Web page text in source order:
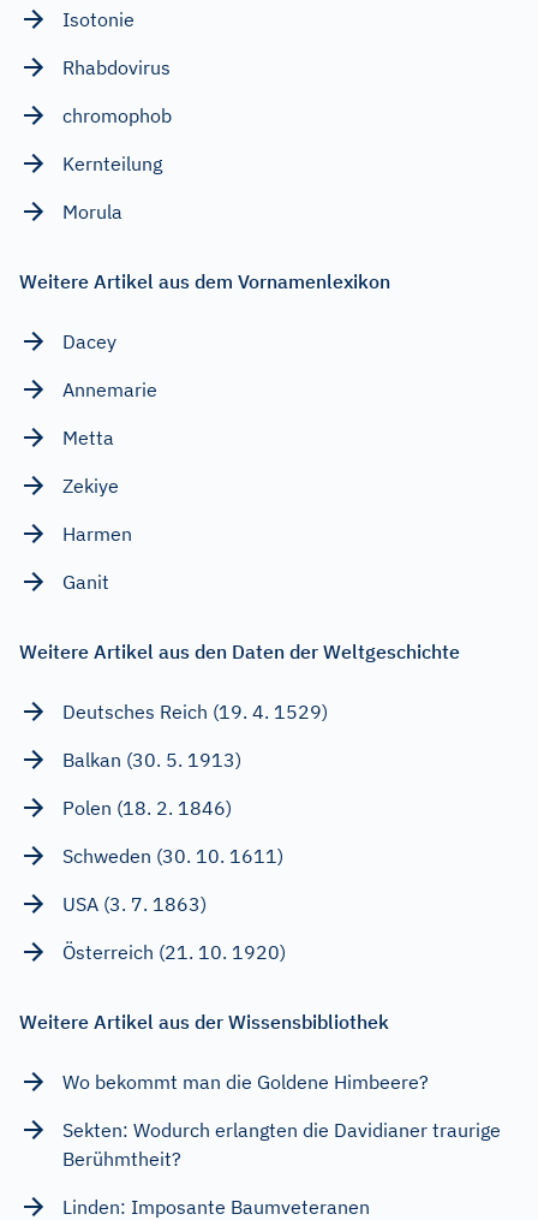
Isotonie
Rhabdovirus
chromophob
Kernteilung
Morula
Weitere Artikel aus dem Vornamenlexikon
Dacey
Annemarie
Metta
Zekiye
Harmen
Ganit
Weitere Artikel aus den Daten der Weltgeschichte
Deutsches Reich (19. 4. 1529)
Balkan (30. 5. 1913)
Polen (18. 2. 1846)
Schweden (30. 10. 1611)
USA (3. 7. 1863)
Österreich (21. 10. 1920)
Weitere Artikel aus der Wissensbibliothek
Wo bekommt man die Goldene Himbeere?
Sekten: Wodurch erlangten die Davidianer traurige
Berühmtheit?
Linden: Imposante Baumveteranen